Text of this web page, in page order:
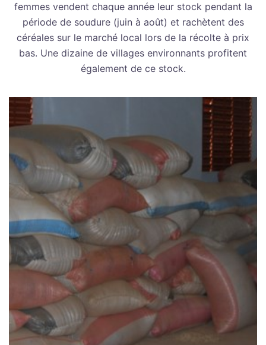
femmes vendent chaque année leur stock pendant la
période de soudure (juin à août) et rachètent des
céréales sur le marché local lors de la récolte à prix
bas. Une dizaine de villages environnants profitent
également de ce stock.